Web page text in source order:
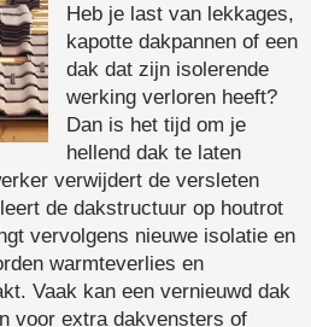
Heb je last van lekkages,
kapotte dakpannen of een
dak dat zijn isolerende
werking verloren heeft?
Dan is het tijd om je
hellend dak te laten
verwijdert de versleten
de dakstructuur op houtrot
vervolgens nieuwe isolatie en
warmteverlies en
Vaak kan een vernieuwd dak
voor extra dakvensters of